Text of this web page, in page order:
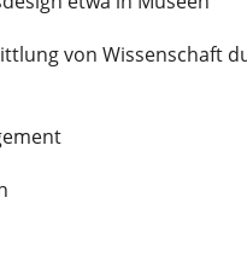
von Wissenschaft